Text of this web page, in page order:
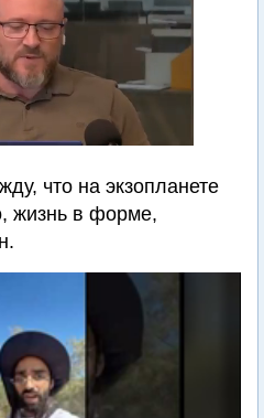
что на экзопланете
жизнь в форме,